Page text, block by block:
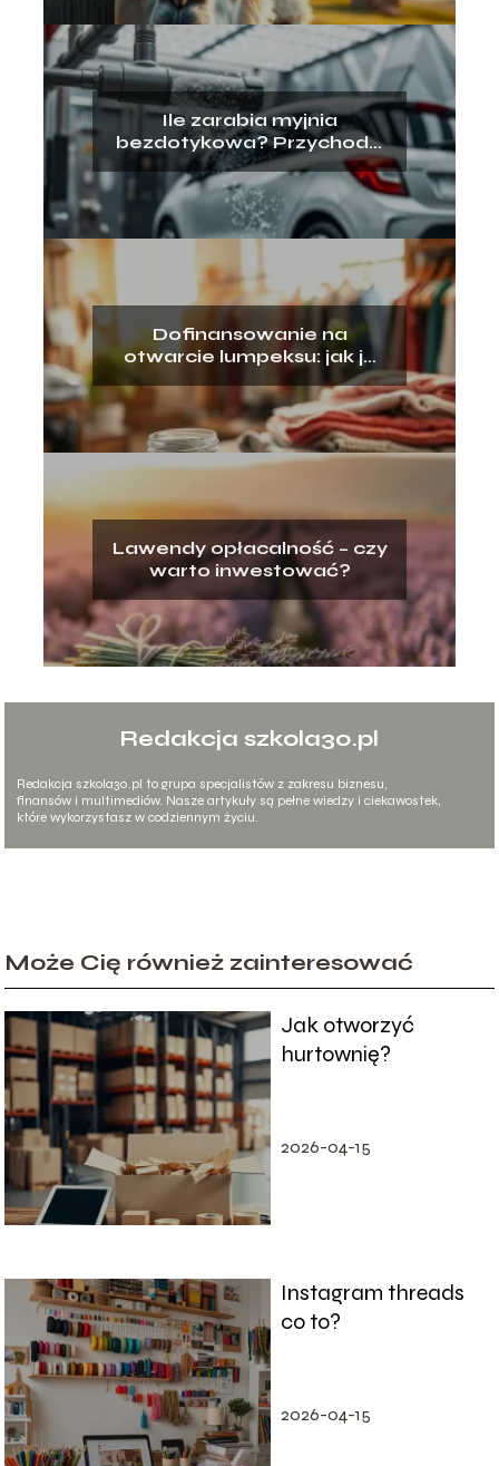
Ile zarabia myjnia
bezdotykowa? Przychody,
koszty, opłacalność
Dofinansowanie na
otwarcie lumpeksu: jak je
Lawendy opłacalność – czy
warto inwestować?
Redakcja szkola30.pl
Redakcja szkola30.pl to grupa specjalistów z zakresu biznesu,
finansów i multimediów. Nasze artykuły są pełne wiedzy i ciekawostek,
które wykorzystasz w codziennym życiu.
Może Cię również zainteresować
Jak otworzyć
hurtownię?
2026-04-15
Instagram threads
co to?
2026-04-15